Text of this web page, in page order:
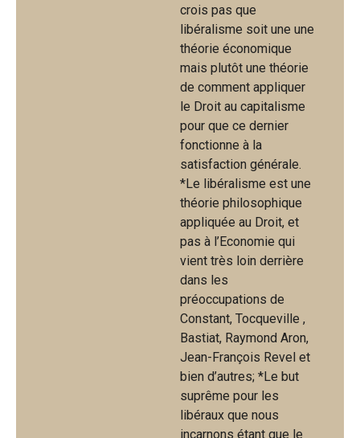
crois pas que
libéralisme soit une une
théorie économique
mais plutôt une théorie
de comment appliquer
le Droit au capitalisme
pour que ce dernier
fonctionne à la
satisfaction générale.
*Le libéralisme est une
théorie philosophique
appliquée au Droit, et
pas à l’Economie qui
vient très loin derrière
dans les
préoccupations de
Constant, Tocqueville ,
Bastiat, Raymond Aron,
Jean-François Revel et
bien d’autres; *Le but
suprême pour les
libéraux que nous
incarnons étant que le